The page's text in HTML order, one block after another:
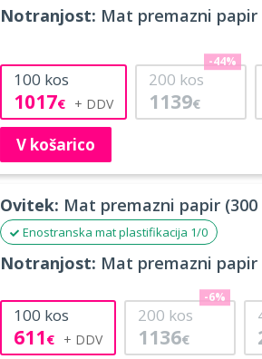
Notranjost: Mat premazni papir
100 kos
1017€
200 kos
1139€
-44%
V košarico
Ovitek: Mat premazni papir (300
Enostranska mat plastifikacija 1/0
Notranjost: Mat premazni papir
100 kos
611€
200 kos
1136€
-6%